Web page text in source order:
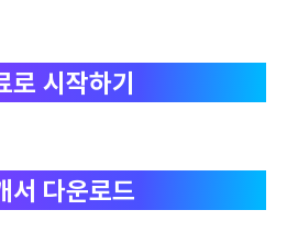
로 시작하기
서 다운로드